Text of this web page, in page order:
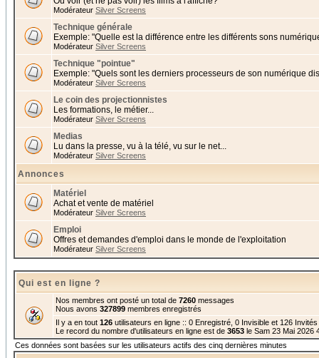
Modérateur Silver Screens
Technique générale
Exemple: "Quelle est la différence entre les différents sons
Modérateur Silver Screens
Technique "pointue"
Exemple: "Quels sont les derniers processeurs de son numérique
Modérateur Silver Screens
Le coin des projectionnistes
Les formations, le métier...
Modérateur Silver Screens
Medias
Lu dans la presse, vu à la télé, vu sur le net...
Modérateur Silver Screens
Annonces
Matériel
Achat et vente de matériel
Modérateur Silver Screens
Emploi
Offres et demandes d'emploi dans le monde de l'exploitation
Modérateur Silver Screens
Qui est en ligne ?
Nos membres ont posté un total de 7260 messages
Nous avons 327899 membres enregistrés
Il y a en tout 126 utilisateurs en ligne :: 0 Enregistré, 0 Invisible et 126
Le record du nombre d'utilisateurs en ligne est de 3653 le Sam 23 Mai 2026
Ces données sont basées sur les utilisateurs actifs des cinq dernières minutes